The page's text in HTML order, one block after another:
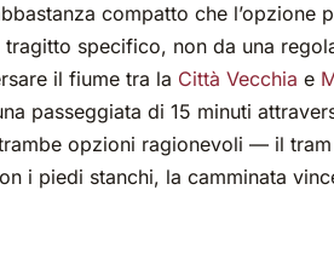
compatto che l’opzione
specifico, non da una
il fiume tra la Città Vecchia e
passeggiata di 15 minuti
opzioni ragionevoli — il
i piedi stanchi, la camminata